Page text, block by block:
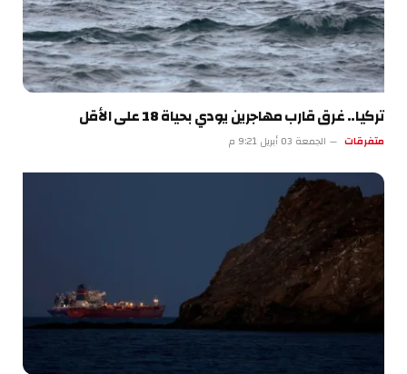
تركيا.. غرق قارب مهاجرين يودي بحياة 18 على الأقل
متفرقات الجمعة 03 أبريل 9:21 م